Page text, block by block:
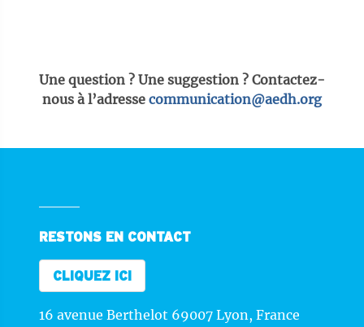
Une question ? Une suggestion ? Contactez-
nous à l’adresse communication@aedh.org
RESTONS EN CONTACT
CLIQUEZ ICI
16 avenue Berthelot 69007 Lyon, France